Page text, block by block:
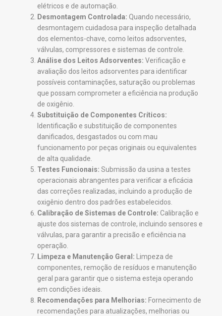
elétricos e de automação.
Desmontagem Controlada: Quando necessário,
desmontagem cuidadosa para inspeção detalhada
dos elementos-chave, como leitos adsorventes,
válvulas, compressores e sistemas de controle.
Análise dos Leitos Adsorventes: Verificação e
avaliação dos leitos adsorventes para identificar
possíveis contaminações, saturação ou problemas
que possam comprometer a eficiência na produção
de oxigênio.
Substituição de Componentes Críticos:
Identificação e substituição de componentes
danificados, desgastados ou com mau
funcionamento por peças originais ou equivalentes
de alta qualidade.
Testes Funcionais: Submissão da usina a testes
operacionais abrangentes para verificar a eficácia
das correções realizadas, incluindo a produção de
oxigênio dentro dos padrões estabelecidos.
Calibração de Sistemas de Controle: Calibração e
ajuste dos sistemas de controle, incluindo sensores e
válvulas, para garantir a precisão e eficiência na
operação.
Limpeza e Manutenção Geral: Limpeza de
componentes, remoção de resíduos e manutenção
geral para garantir que o sistema esteja operando
em condições ideais.
Recomendações para Melhorias: Fornecimento de
recomendações para atualizações, melhorias ou